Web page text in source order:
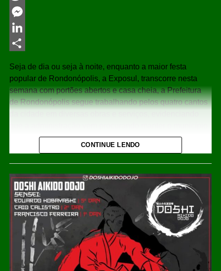
Twitter
Messenger
LinkedIn
Seja de dia ou seja à noite, enquanto a maior festa
popular de Rondonópolis, a Exposul, transcorre nesta
semana com portões abertos e casa cheia, a Prefeitura
de Rondonópolis segue trabalhando pelos quatro cantos
em ordem mesmo enquanto grande parte da população
se volta para a exposição.
que os trabalhos avançam especialmente na área de
infraestrutura. Na acessibilidade, os moradores puderam
verificar as obras da construção de calçadas e sarjetas
junto a pontes da cidade, como no acesso à Vila Cardoso
e no acesso à Vila Mineira. Equipes também estão
atuando na manutenção e recuperação de tampas de
bocas de lobo, e na limpeza de bocas de lobo com
utilização do equipamento Vac-All.
CONTINUE LENDO